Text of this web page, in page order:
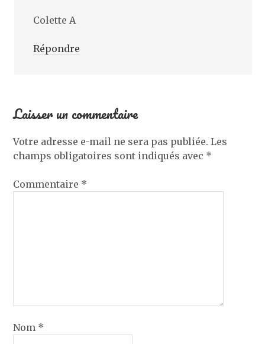
Colette A
Répondre
Laisser un commentaire
Votre adresse e-mail ne sera pas publiée. Les
champs obligatoires sont indiqués avec *
Commentaire *
Nom *